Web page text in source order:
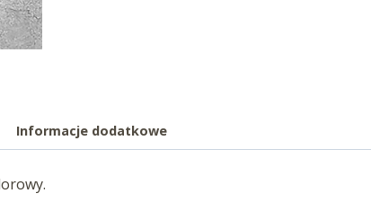
Informacje dodatkowe